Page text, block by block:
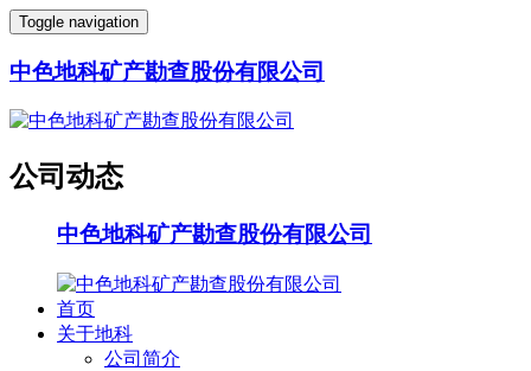
Toggle navigation
中色地科矿产勘查股份有限公司
公司动态
中色地科矿产勘查股份有限公司
首页
关于地科
公司简介